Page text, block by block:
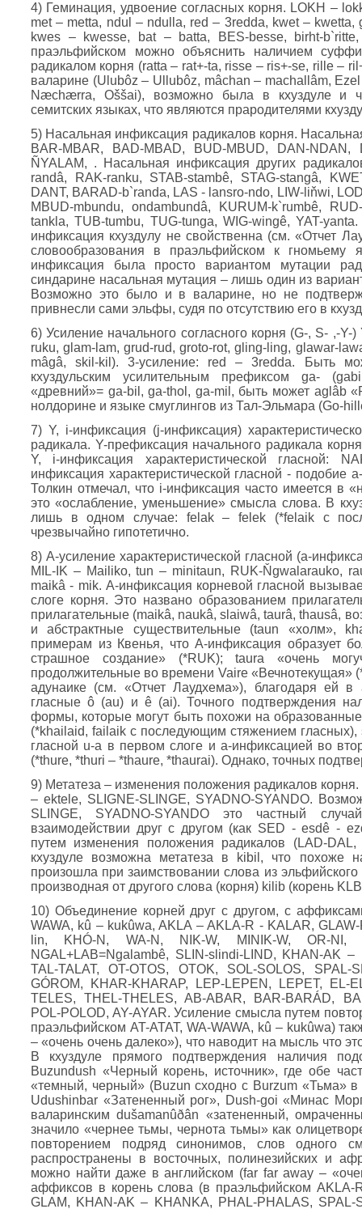
4) Геминация, удвоение согласных корня. LOKH –
met – metta, ndul – ndulla, red – 3redda, kwet –
kwes – kwesse, bat – batta, BES-besse, birht-
праэльфийском можно объяснить наличием
радикалом корня (ratta – rat+-ta, risse – ris+-se, rille –
валарине (Ulubôz – Ullubôz, mâchan – machallâm,
Næchærra, Oššai), возможно была в кхуздуле и
семитских языках, что являются прародителями
5) Насальная инфиксация радикалов корня.
BAR-MBAR, BAD-MBAD, BUD-MBUD, DAN-NDAN,
ÑYALAM, . Насальная инфиксация других
randâ, RAK-ranku, STAB-stambê, STAG-stangâ,
DANT, BARAD-b`randa, LAS - lansro-ndo, LIW-liňwi,
MBUD-mbundu, ondambundâ, KURUM-k`rumbê,
tankla, TUB-tumbu, TUG-tunga, WIG-wingê, YAT-
инфиксация кхуздулу не свойственна (см. «Отчет
словообразования в праэльфийском к гномьему
инфиксация была просто вариантом мутации
синдарине насальная мутация – лишь один из
Возможно это было и в валарине, но не
привнесли сами эльфы, судя по отсутствию его в
6) Усиление начального согласного корня (G-, S- ,-
ruku, glam-lam, grud-rud, groto-rot, gling-ling, glawar-
mâgâ, skil-kil). 3-усиление: red – 3redda. Быть
кхуздульским усилительным префиксом ga-
«древний»= ga-bil, ga-thol, ga-mil, быть может aglâb
нолдорине и языке смуглингов из Тал-Эльмара (Go-
7) Y, i-инфиксация (j-инфиксация)
радикала. Y-префиксация начального радикала
Y, i-инфиксация характеристической гласной:
инфиксация характеристической гласной - подобие
Толкин отмечал, что i-инфиксация часто имеется в
это «ослабление, уменьшение» смысла слова. В
лишь в одном случае: felak – felek (*felaik с
чрезвычайно гипотетично.
8) А-усиление характеристической гласной (а-
MIL-IK – Mailiko, tun – minitaun, RUK-Ňgwalarauko,
maikâ - mik. А-инфиксация корневой гласной
слоге корня. Это названо образованием
прилагательные (maikâ, naukâ, slaiwâ, taurâ, thausâ,
и абстрактные существительные (taun «холм»,
примерам из Квенья, что А-инфиксация образует
страшное создание» (*RUK); taura «очень
продолжительные во времени Vaire «Вечнотекущая»
адунаике (см. «Отчет Лаудхема»), благодаря ей в
гласные ô (au) и ê (ai). Точного подтверждения
формы, которые могут быть похожи на
(*khailaid, failaik с последующим стяжением
гласной u-a в первом слоге и а-инфиксацией во
(*thure, *thuri – *thaure, *thaurai). Однако, точных
9) Метатеза – изменения положения радикалов
– ektele, SLIGNE-SLINGE, SYADNO-SYANDO.
SLINGE, SYADNO-SYANDO это частный
взаимодействии друг с другом (как SED - esdê -
путем изменения положения радикалов (LAD-
кхуздуле возможна метатеза в kibil, что похоже
произошла при заимствовании слова из
производная от другого слова (корня) kilib (корень
10) Объединение корней друг с другом, с
WAWA, kû – kukûwa, AKLA – AKLA-R - KALAR,
lin, KHÓ-N, WA-N, NIK-W, MINIK-W, OR-
NGAL+LAB=Ngalambê, SLIN-slindi-LIND, KHAN-AK
TAL-TALAT, OT-OTOS, OTOK, SOL-SOLOS, SPAL-
GÓROM, KHAR-KHARAP, LEP-LEPEN, LEPET, EL-
TELES, THEL-THELES, AB-ABAR, BAR-BARÁD,
POL-POLOD, AY-AYAR. Усиление смысла путем
праэльфийском AT-ATAT, WA-WAWA, kû – kukûwa)
– «очень очень далеко»), что наводит на мысль что
В кхуздуле прямого подтверждения наличия
Buzundush «Черный корень, источник», где обе
«темный, черный» (Buzun сходно с Burzum «Тьма» в
Udushinbar «Затененный рог», Dush-goi «Минас
валаринским dušamanûðân «затененный,
значило «чернее тьмы, чернота тьмы» как
повторением подряд синонимов, слов одного
распространены в восточных, полинезийских и
можно найти даже в английском (far far away –
аффиксов в корень слова (в праэльфийском
GLAM, KHAN-AK – KHANKA, PHAL-PHALAS,